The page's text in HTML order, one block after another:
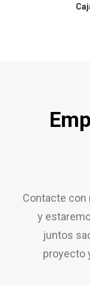
Contacte con
y
juntos
proyecto